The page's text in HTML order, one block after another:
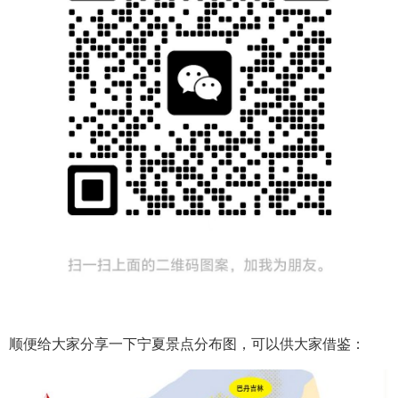
顺便给大家分享一下宁夏景点分布图，可以供大家借鉴：